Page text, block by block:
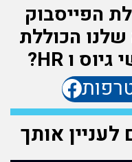
הפייסבוק
הכוללת
לעניין אותך